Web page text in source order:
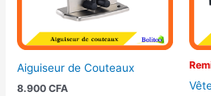
Aiguiseur de Couteaux
8.900CFA